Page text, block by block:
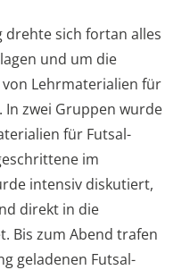
drehte sich fortan alles
und um die
Lehrmaterialien für
In zwei Gruppen wurde
für Futsal-
im
intensiv diskutiert,
direkt in die
Bis zum Abend trafen
geladenen Futsal-